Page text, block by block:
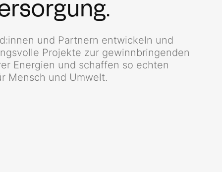
und Partnern entwickeln und
Projekte zur gewinnbringenden
Energien und schaffen so echten
Mensch und Umwelt.